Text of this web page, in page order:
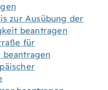
zur Ausübung der
beantragen
für